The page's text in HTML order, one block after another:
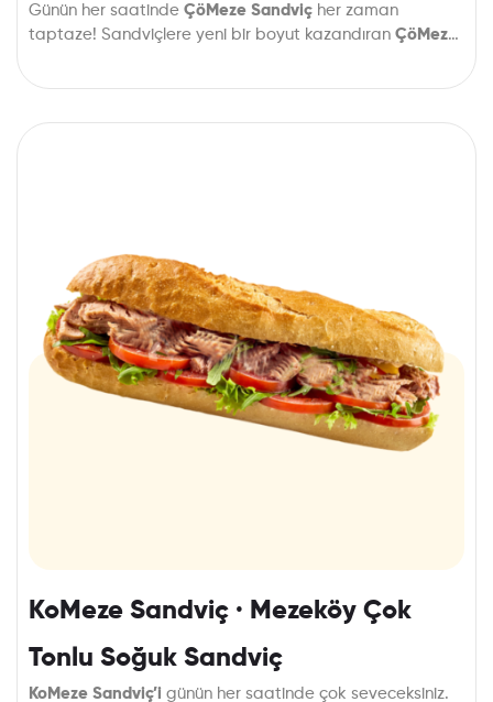
Günün her saatinde ÇöMeze Sandviç her zaman
taptaze! Sandviçlere yeni bir boyut kazandıran ÇöMeze
Osmaniye, Yenimahalle) her zamanki tazelikle getirelim.
KoMeze Sandviç · Mezeköy Çok
Tonlu Soğuk Sandviç
KoMeze Sandviç’i günün her saatinde çok seveceksiniz.